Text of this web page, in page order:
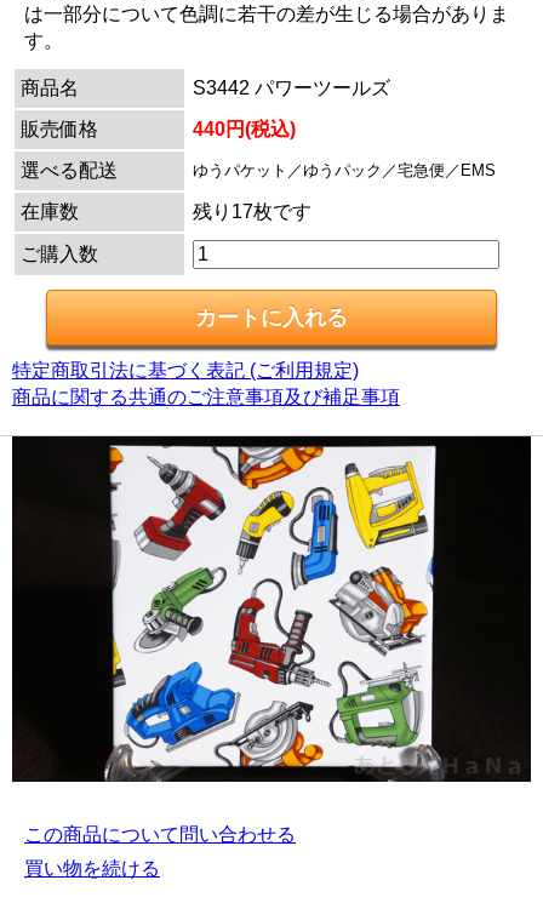
は一部分について色調に若干の差が生じる場合がありま
す。
商品名
S3442 パワーツールズ
販売価格
440円(税込)
選べる配送
ゆうパケット／ゆうパック／宅急便／EMS
在庫数 残り17枚です
ご購入数
特定商取引法に基づく表記 (ご利用規定)
商品に関する共通のご注意事項及び補足事項
この商品について問い合わせる
買い物を続ける